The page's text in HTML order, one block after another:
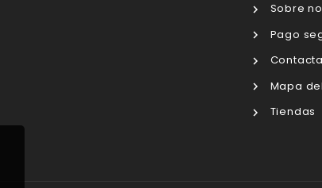
Sobre
Pago
Mapa
Tiendas